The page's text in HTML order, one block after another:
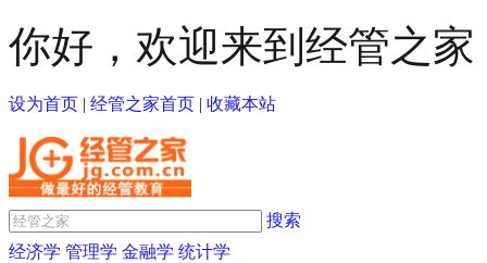
你好，欢迎来到经管之家
设为首页 | 经管之家首页 | 收藏本站
搜索
经济学 管理学 金融学 统计学